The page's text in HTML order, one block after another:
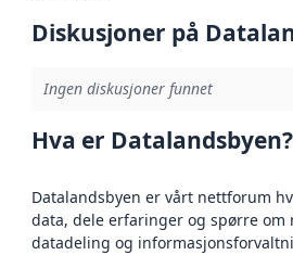
Diskusjoner på
Ingen diskusjoner funnet
Hva er Datalandsbyen?
Datalandsbyen er vårt nettforum
data, dele erfaringer og spørre om
datadeling og